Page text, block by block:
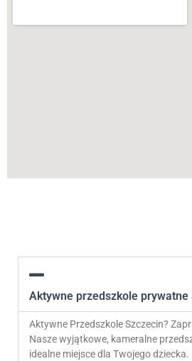
Aktywne przedszkole prywatne
Aktywne Przedszkole Szczecin?
Nasze wyjątkowe, kameralne
idealne miejsce dla Twojego